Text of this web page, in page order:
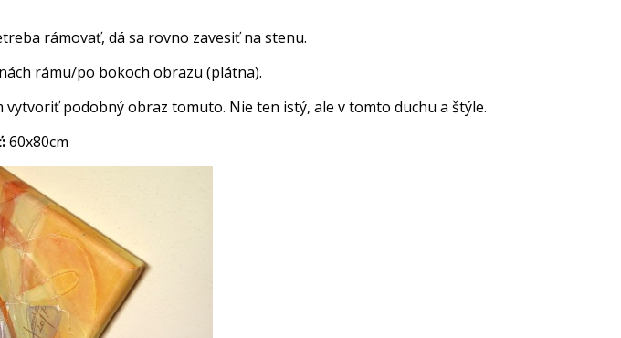
rámovať, dá sa rovno zavesiť na stenu.
rámu/po bokoch obrazu (plátna).
podobný obraz tomuto. Nie ten istý, ale v tomto duchu a štýle.
60x80cm